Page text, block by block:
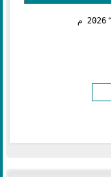
2026 م